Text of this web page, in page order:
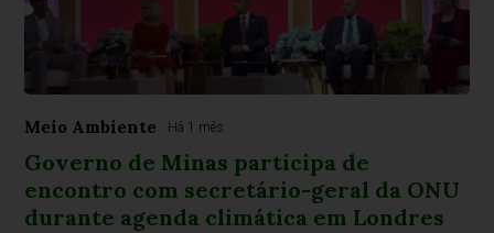
Meio Ambiente Há 1 mês
Governo de Minas participa de
encontro com secretário-geral da ONU
durante agenda climática em Londres